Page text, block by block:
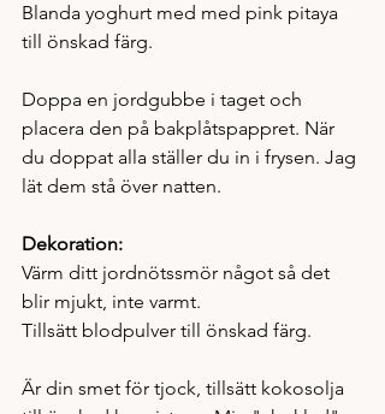
Blanda yoghurt med med pink pitaya
till önskad färg.
Doppa en jordgubbe i taget och
placera den på bakplåtspappret. När
du doppat alla ställer du in i frysen. Jag
lät dem stå över natten.
Dekoration:
Värm ditt jordnötssmör något så det
blir mjukt, inte varmt.
Tillsätt blodpulver till önskad färg.
Är din smet för tjock, tillsätt kokosolja